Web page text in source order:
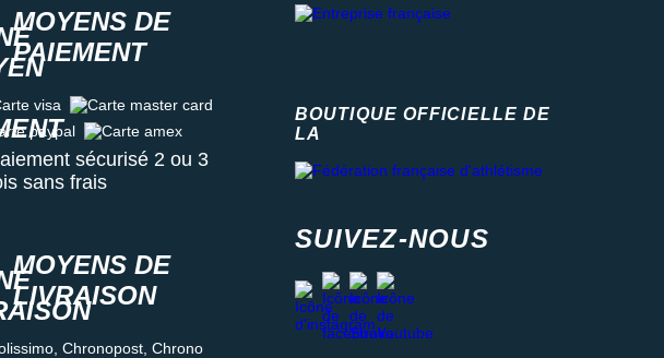
MOYENS DE
PAIEMENT
visa
Carte master card
paypal
Carte amex
sécurisé 2 ou 3
sans frais
MOYENS DE
LIVRAISON
Chronopost, Chrono relais ou retrait en magasin
BOUTIQUE OFFICIELLE DE
LA
SUIVEZ-NOUS
instagram
facebook
stravayoutube